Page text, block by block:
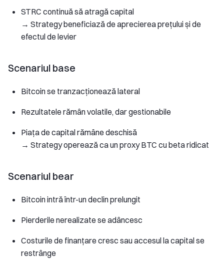
STRC continuă să atragă capital
→ Strategy beneficiază de aprecierea prețului și de
efectul de levier
Scenariul base
Bitcoin se tranzacționează lateral
Rezultatele rămân volatile, dar gestionabile
Piața de capital rămâne deschisă
→ Strategy operează ca un proxy BTC cu beta ridicat
Scenariul bear
Bitcoin intră într-un declin prelungit
Pierderile nerealizate se adâncesc
Costurile de finanțare cresc sau accesul la capital se
restrânge